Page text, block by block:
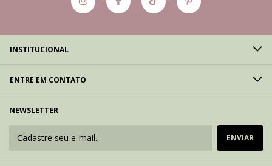
INSTITUCIONAL
ENTRE EM CONTATO
NEWSLETTER